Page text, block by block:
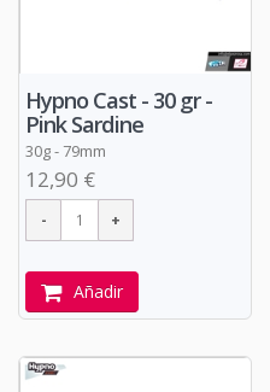
Hypno Cast - 30 gr -
Pink Sardine
30g - 79mm
12,90 €
Añadir